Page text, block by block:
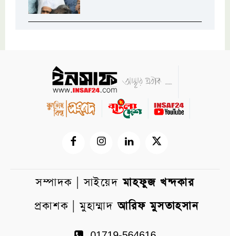
সম্পাদক | সাইয়েদমাহফুজ খন্দকার
প্রকাশক | মুহাম্মাদআরিফ মুসতাহসান